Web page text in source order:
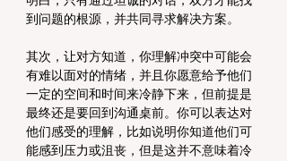
到问题的根源，并共同寻求解决方案。
其次，让对方知道，你理解冲突中可能会
有难以面对的情绪，并且你愿意给予他们
一定的空间和时间来冷静下来，但前提是
最终还是要回到沟通桌前。你可以表达对
他们感受的理解，比如说明你知道他们可
能感到压力或沮丧，但是这并不意味着冷